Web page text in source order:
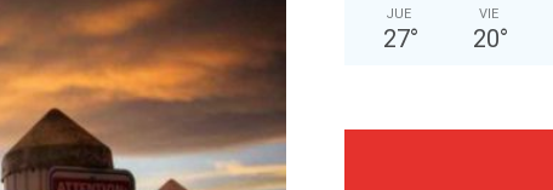
JUE
27°
VIE
20°